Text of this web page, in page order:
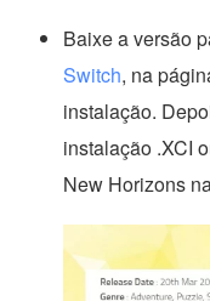
Baixe a versão
Switch, na
instalação.
instalação .XCI
New Horizons